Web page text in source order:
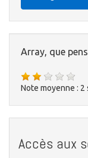
Array, que
Note moyenne : 2
Accès aux